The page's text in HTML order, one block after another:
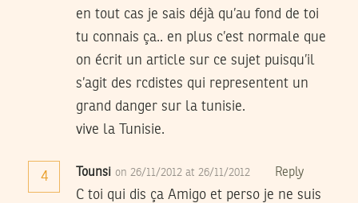
en tout cas je sais déjà qu’au fond de toi
tu connais ça.. en plus c’est normale que
on écrit un article sur ce sujet puisqu’il
s’agit des rcdistes qui representent un
grand danger sur la tunisie.
vive la Tunisie.
4 Tounsi on 26/11/2012 at 26/11/2012 Reply
C toi qui dis ça Amigo et perso je ne suis